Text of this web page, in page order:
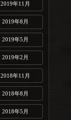
2019年11月
2019年8月
2019年5月
2019年2月
2018年11月
2018年8月
2018年5月